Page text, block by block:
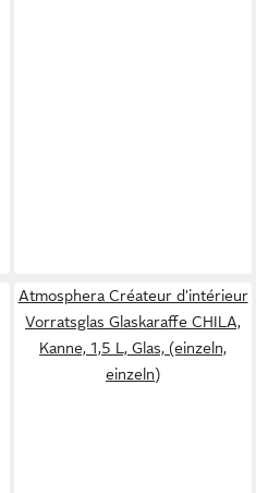
Atmosphera Créateur d'intérieur
Vorratsglas Glaskaraffe CHILA,
Kanne, 1,5 L, Glas, (einzeln,
einzeln)